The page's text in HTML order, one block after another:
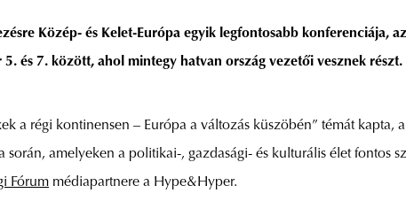
Közép- és Kelet-Európa egyik legfontosabb konferenciája,
és 7. között, ahol mintegy hatvan ország vezetői vesznek részt.
a régi kontinensen – Európa a változás küszöbén” témát
során, amelyeken a politikai-, gazdasági- és kulturális élet fontos
Fórum médiapartnere a Hype&Hyper.